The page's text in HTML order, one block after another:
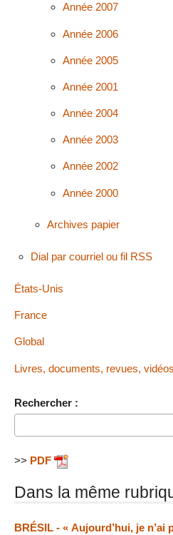
Année 2007
Année 2006
Année 2005
Année 2001
Année 2004
Année 2003
Année 2002
Année 2000
Archives papier
Dial par courriel ou fil RSS
États-Unis
France
Global
Livres, documents, revues,
Rechercher :
>> PDF
Dans la même
BRÉSIL - « Aujourd’hui, je n’ai